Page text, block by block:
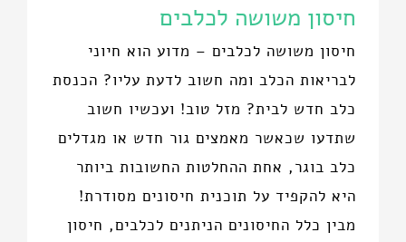
חיסון משושה לכלבים
חיסון משושה לכלבים – מדוע הוא חיוני
לבריאות הכלב ומה חשוב לדעת עליו? הכנסת
כלב חדש לבית? מזל טוב! ועכשיו חשוב
שתדעו שכאשר מאמצים גור חדש או מגדלים
כלב בוגר, אחת ההחלטות החשובות ביותר
היא להקפיד על תוכנית חיסונים מסודרת!
מבין כלל החיסונים הניתנים לכלבים, חיסון